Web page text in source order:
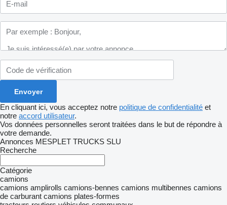
En cliquant ici, vous acceptez notre politique de confidentialité et
notre accord utilisateur.
Vos données personnelles seront traitées dans le but de répondre à
votre demande.
Annonces MESPLET TRUCKS SLU
Recherche
Catégorie
camions
camions amplirolls camions-bennes camions multibennes camions
de carburant camions plates-formes